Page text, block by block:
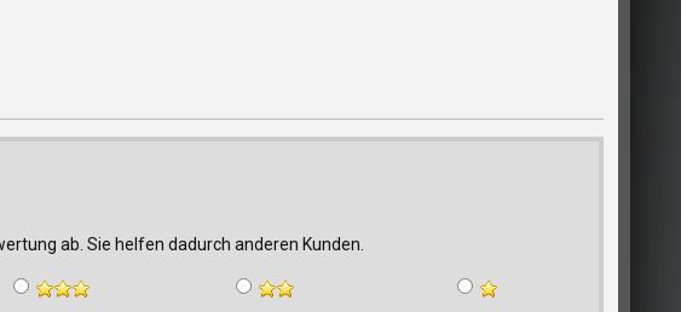
ab. Sie helfen dadurch anderen Kunden.